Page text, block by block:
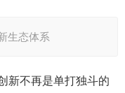
生态体系
新不再是单打独斗的